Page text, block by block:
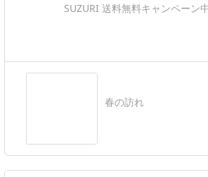
SUZURI 送料無料キャンペーン中
春の訪れ